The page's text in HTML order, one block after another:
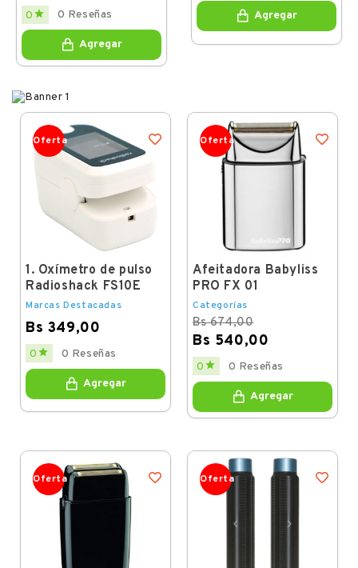
Regular
price
Price
0  0 Reseñas
Agregar
Agregar
Oferta
1. Oxímetro de pulso
Radioshack FS10E
Marcas Destacadas
Bs 349,00
Price
0  0 Reseñas
Agregar
Oferta
Afeitadora Babyliss
PRO FX 01
Categorías
Bs 674,00
Bs 540,00
Regular
price
Price
0  0 Reseñas
Agregar
Oferta Oferta